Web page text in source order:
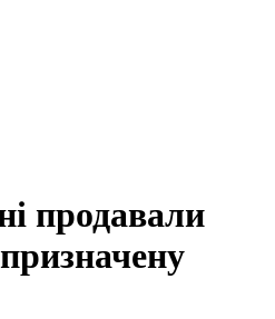
продавали